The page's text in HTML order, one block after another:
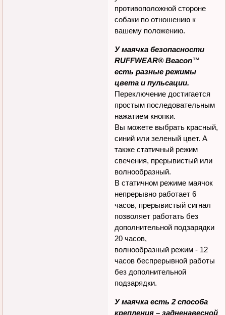
свет от маячка, даже если он
установлен на
противоположной стороне
вашему положению.
У маячка безопасности
RUFFWEAR® Beacon™
есть разные режимы
цвета и пульсации.
Переключение достигается
простым последовательным
нажатием кнопки.
Вы можете выбрать красный,
синий или зеленый цвет. А
также статичный режим
свечения, прерывистый или
волнообразный.
В статичном режиме маячок
непрерывно работает 6
часов, прерывистый сигнал
позволяет работать без
дополнительной подзарядки
20 часов,
волнообразный режим - 12
часов беспрерывной работы
подзарядки.